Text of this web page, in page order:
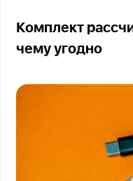
Комплект
чему угодно